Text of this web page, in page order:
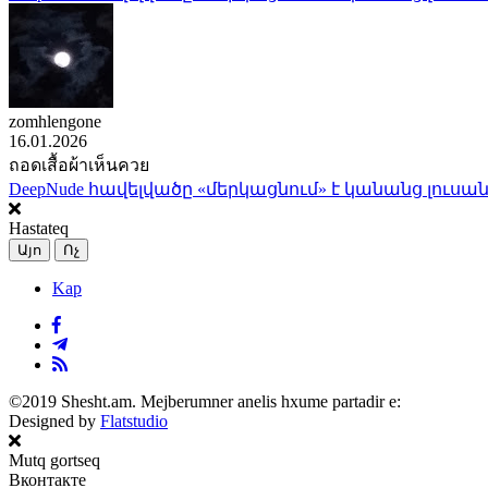
zomhlengone
16.01.2026
ถอดเสื้อผ้าเห็นควย
DeepNude հավելվածը «մերկացնում» է կանանց
Hastateq
Այո Ոչ
Kap
©2019 Shesht.am. Mejberumner anelis hxume partadir e:
Designed by Flatstudio
Mutq gortseq
Вконтакте